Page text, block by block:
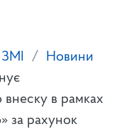
Новини
в рамках
за рахунок